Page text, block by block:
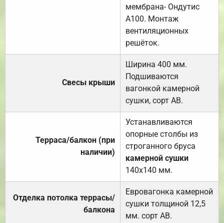
мембрана- Ондутис
А100. Монтаж
вентиляционных
решёток.
Свесы крыши
Ширина 400 мм.
Подшиваются
вагонкой камерной
сушки, сорт АВ.
Терраса/балкон (при
наличии)
Устанавливаются
опорные столбы из
строганного бруса
камерной сушки
140х140 мм.
Отделка потолка террасы/
балкона
Евровагонка камерной
сушки толщиной 12,5
мм. сорт АВ.